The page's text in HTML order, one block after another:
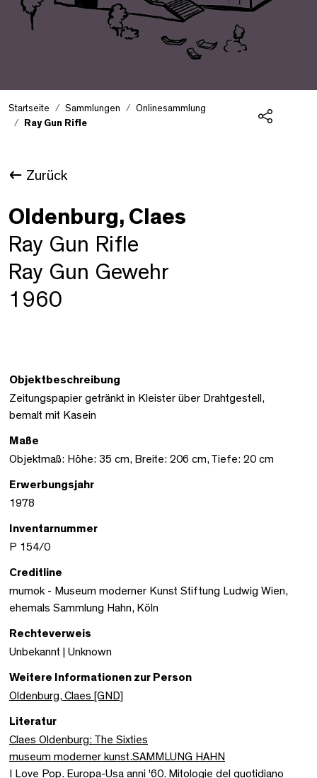
Startseite Sammlungen
Onlinesammlung
Ray Gun Rifle
Zurück
Oldenburg, Claes
Ray Gun Rifle
Ray Gun Gewehr
1960
Objektbeschreibung
Zeitungspapier getränkt in Kleister über Drahtgestell,
bemalt mit Kasein
Maße
Objektmaß: Höhe: 35 cm, Breite: 206 cm, Tiefe: 20 cm
Erwerbungsjahr
1978
Inventarnummer
P 154/0
Creditline
mumok - Museum moderner Kunst Stiftung Ludwig Wien,
ehemals Sammlung Hahn, Köln
Rechteverweis
Unbekannt | Unknown
Weitere Informationen zur Person
Oldenburg, Claes [GND]
Literatur
Claes Oldenburg: The Sixties
museum moderner kunst.SAMMLUNG HAHN
I Love Pop. Europa-Usa anni '60. Mitologie del quotidiano